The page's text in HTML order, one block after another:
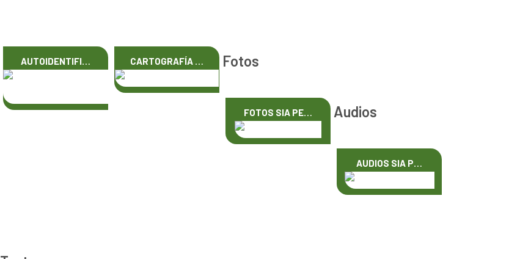
AUTOIDENTIFI… CARTOGRAFÍA … Fotos
FOTOS SIA PE… Audios
AUDIOS SIA P…